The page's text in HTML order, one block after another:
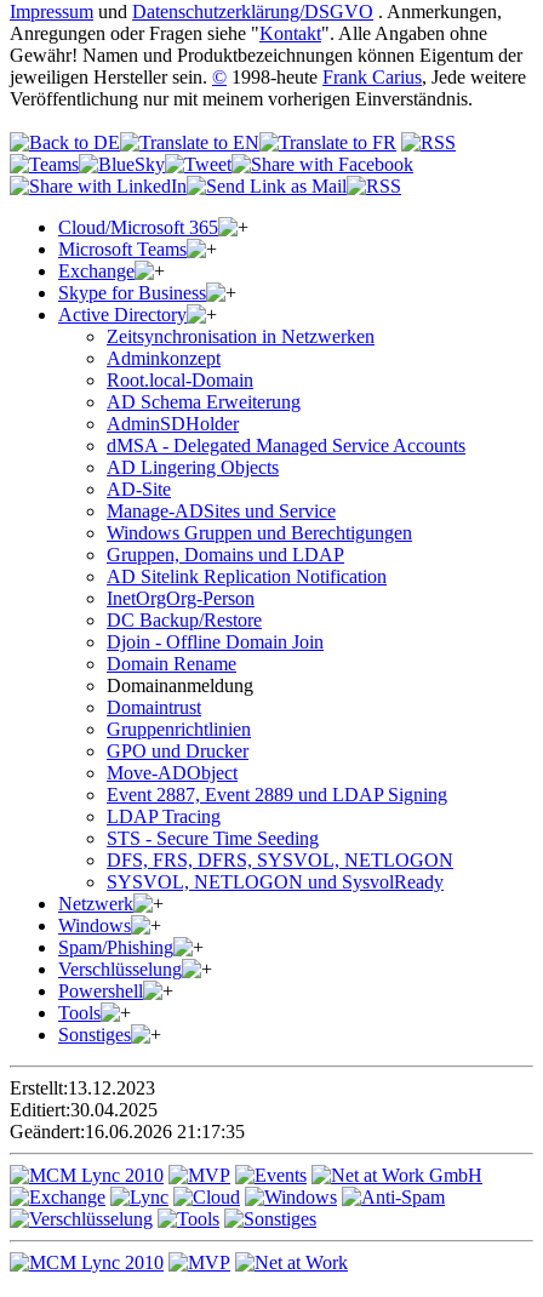
Impressum und Datenschutzerklärung/DSGVO . Anmerkungen,
Anregungen oder Fragen siehe "Kontakt". Alle Angaben ohne
Gewähr! Namen und Produktbezeichnungen können Eigentum der
jeweiligen Hersteller sein. © 1998-heute Frank Carius, Jede weitere
Veröffentlichung nur mit meinem vorherigen Einverständnis.
Cloud/Microsoft 365
Microsoft Teams
Exchange
Skype for Business
Active Directory
Zeitsynchronisation in Netzwerken
Adminkonzept
Root.local-Domain
AD Schema Erweiterung
AdminSDHolder
dMSA - Delegated Managed Service Accounts
AD Lingering Objects
AD-Site
Manage-ADSites und Service
Windows Gruppen und Berechtigungen
Gruppen, Domains und LDAP
AD Sitelink Replication Notification
InetOrgOrg-Person
DC Backup/Restore
Djoin - Offline Domain Join
Domain Rename
Domainanmeldung
Domaintrust
Gruppenrichtlinien
GPO und Drucker
Move-ADObject
Event 2887, Event 2889 und LDAP Signing
LDAP Tracing
STS - Secure Time Seeding
DFS, FRS, DFRS, SYSVOL, NETLOGON
SYSVOL, NETLOGON und SysvolReady
Netzwerk
Windows
Spam/Phishing
Verschlüsselung
Powershell
Tools
Sonstiges
Erstellt:13.12.2023
Editiert:30.04.2025
Geändert:16.06.2026 21:17:35